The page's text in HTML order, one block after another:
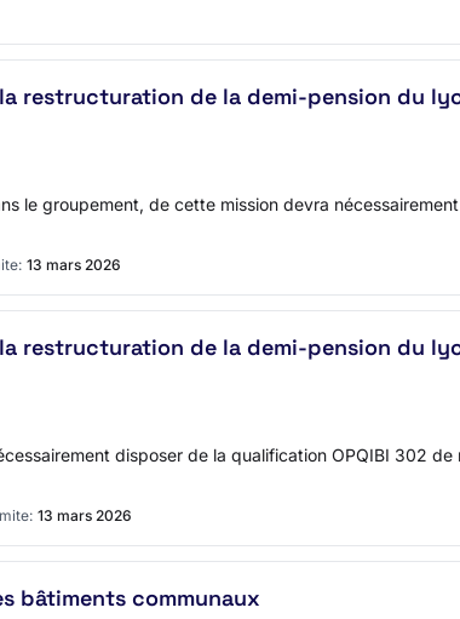
de la demi-pension du
le groupement, de cette mission devra
13 mars 2026
de la demi-pension du
disposer de la qualification OPQIBI 302
13 mars 2026
bâtiments communaux